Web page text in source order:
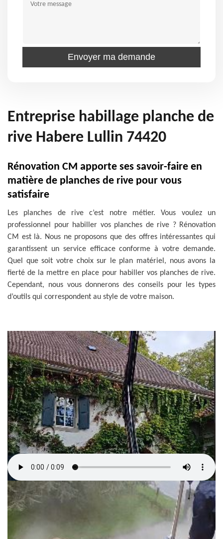
Entreprise habillage planche de
rive Habere Lullin 74420
Rénovation CM apporte ses savoir-faire en
matière de planches de rive pour vous
satisfaire
Les planches de rive c’est notre métier. Vous voulez un
professionnel pour habiller vos planches de rive ? Rénovation
CM est là. Nous ne proposons que des offres intéressantes qui
garantissent un service efficace conforme à votre demande.
Quel que soit votre choix sur le plan matériel, nous avons la
fierté de la mettre en place pour habiller vos planches de rive.
Cependant, nous vous donnerons des conseils pour les types
d’outils qui correspondent au style de votre maison.